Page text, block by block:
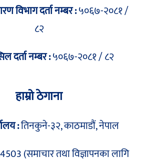
विभाग दर्ता नम्बर :५०६७-२०८१ /
८२
दर्ता नम्बर :५०६७-२०८१ / ८२
हाम्रो ठेगाना
:तिनकुने-३२, काठमाडौं, नेपाल
(समाचार तथा विज्ञापनका लागि